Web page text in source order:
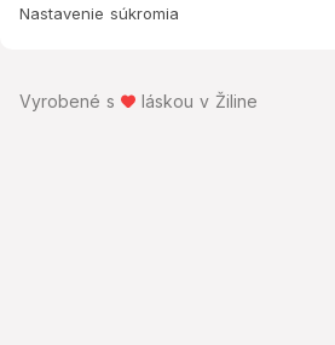
Nastavenie súkromia
Vyrobené s láskou v Žiline